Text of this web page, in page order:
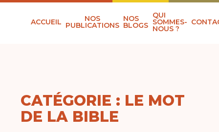
ACCUEIL NOS
PUBLICATIONS
NOS
BLOGS
QUI
SOMMES-
NOUS ?
CATÉGORIE : LE MOT
DE LA BIBLE